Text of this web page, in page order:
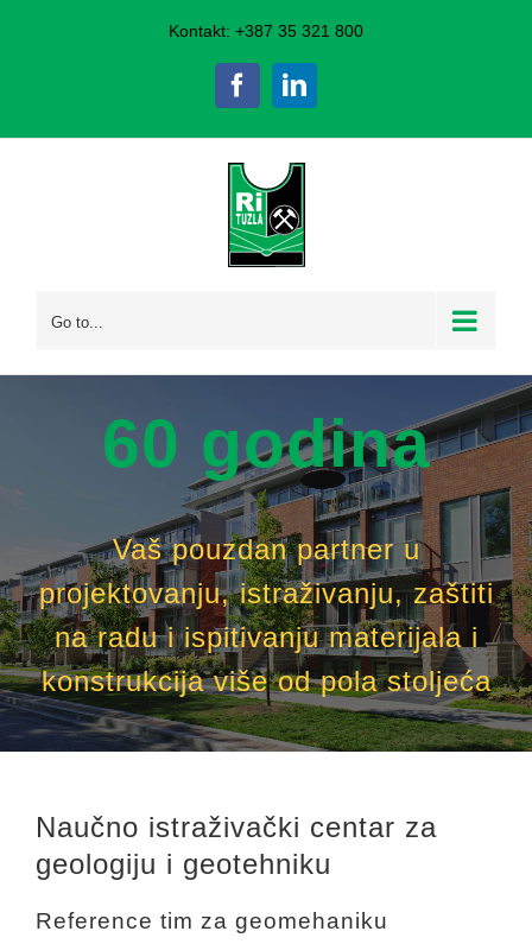
Kontakt: +387 35 321 800
FacebookLinkedIn
Go to...
60 godina
Vaš pouzdan partner u
projektovanju, istraživanju, zaštiti
na radu i ispitivanju materijala i
konstrukcija više od pola stoljeća
Naučno istraživački centar za
geologiju i geotehniku
Reference tim za geomehaniku